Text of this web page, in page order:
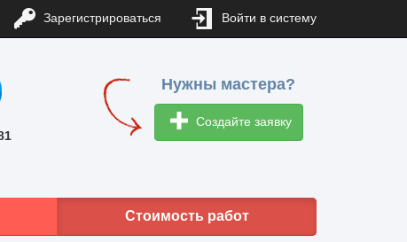
Зарегистрироваться Войти в систему
Нужны мастера?
Создайте заявку
Стоимость работ